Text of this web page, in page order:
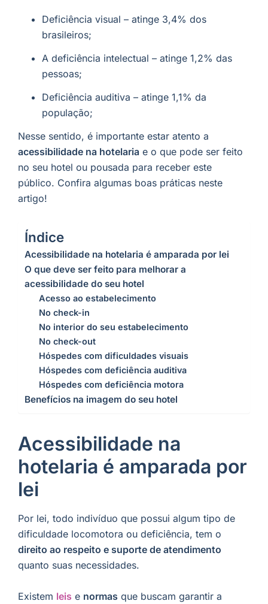
Deficiência visual – atinge 3,4% dos
brasileiros;
A deficiência intelectual – atinge 1,2% das
pessoas;
Deficiência auditiva – atinge 1,1% da
população;
Nesse sentido, é importante estar atento a
acessibilidade na hotelaria e o que pode ser feito
no seu hotel ou pousada para receber este
público. Confira algumas boas práticas neste
artigo!
Índice
Acessibilidade na hotelaria é amparada por lei
O que deve ser feito para melhorar a
acessibilidade do seu hotel
Acesso ao estabelecimento
No check-in
No interior do seu estabelecimento
No check-out
Hóspedes com dificuldades visuais
Hóspedes com deficiência auditiva
Hóspedes com deficiência motora
Benefícios na imagem do seu hotel
Acessibilidade na
hotelaria é amparada por
lei
Por lei, todo indivíduo que possui algum tipo de
dificuldade locomotora ou deficiência, tem o
direito ao respeito e suporte de atendimento
quanto suas necessidades.
Existem leis e normas que buscam garantir a